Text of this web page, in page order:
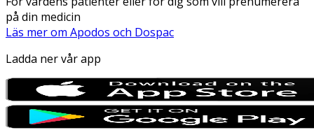
på din medicin
Läs mer om Apodos och Dospac
Ladda ner vår app